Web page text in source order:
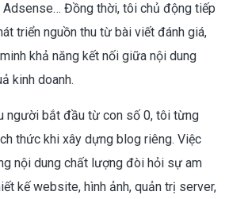
Đồng thời, tôi chủ động tiếp
triển nguồn thu từ bài viết đánh giá,
khả năng kết nối giữa nội dung
kinh doanh.
người bắt đầu từ con số 0, tôi từng
thức khi xây dựng blog riêng. Việc
nội dung chất lượng đòi hỏi sự am
kế website, hình ảnh, quản trị server,